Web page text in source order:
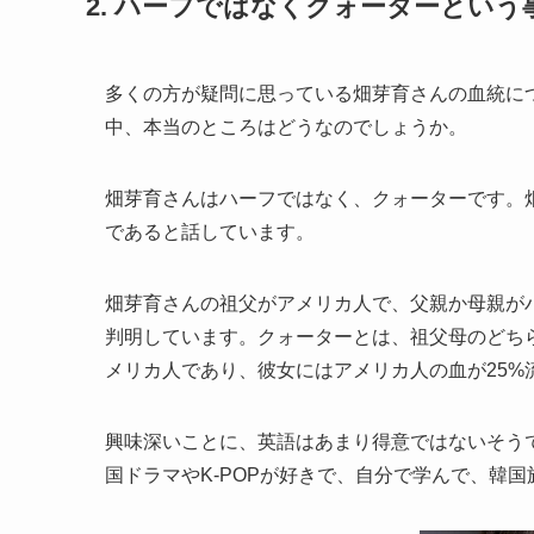
2. ハーフではなくクォーターという
多くの方が疑問に思っている畑芽育さんの血統
中、本当のところはどうなのでしょうか。
畑芽育さんはハーフではなく、クォーターです
であると話しています。
畑芽育さんの祖父がアメリカ人で、父親か母親
判明しています。クォーターとは、祖父母のど
メリカ人であり、彼女にはアメリカ人の血が
興味深いことに、英語はあまり得意ではないそ
国ドラマやK-POPが好きで、自分で学んで、韓